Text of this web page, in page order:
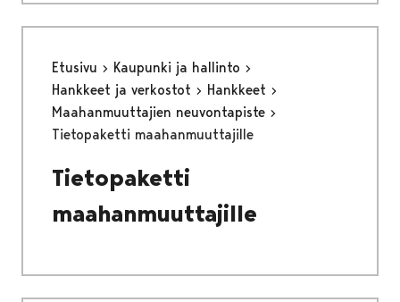
Etusivu
Kaupunki ja hallinto
Hankkeet ja verkostot
Hankkeet
Maahanmuuttajien neuvontapiste
Tietopaketti maahanmuuttajille
Tietopaketti
maahanmuuttajille